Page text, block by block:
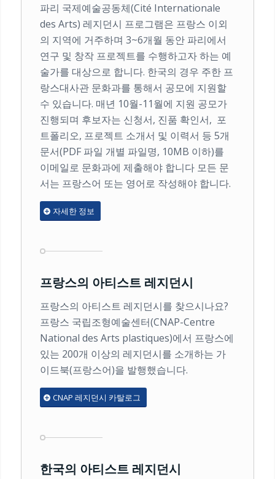
파리 국제예술공동체(Cité Internationale
des Arts) 레지던시 프로그램은 프랑스 이외
의 지역에 거주하며 3~6개월 동안 파리에서
연구 및 창작 프로젝트를 수행하고자 하는 예
술가를 대상으로 합니다. 한국의 경우 주한 프
랑스대사관 문화과를 통해서 공모에 지원할
수 있습니다. 매년 10월-11월에 지원 공모가
진행되며 후보자는 신청서, 진품 확인서, 포
트폴리오, 프로젝트 소개서 및 이력서 등 5개
문서(PDF 파일 개별 파일명, 10MB 이하)를
이메일로 문화과에 제출해야 합니다 모든 문
서는 프랑스어 또는 영어로 작성해야 합니다.
자세한 정보
프랑스의 아티스트 레지던시
프랑스의 아티스트 레지던시를 찾으시나요?
프랑스 국립조형예술센터(CNAP-Centre
National des Arts plastiques)에서 프랑스에
있는 200개 이상의 레지던시를 소개하는 가
이드북(프랑스어)을 발행했습니다.
CNAP 레지던시 카탈로그
한국의 아티스트 레지던시